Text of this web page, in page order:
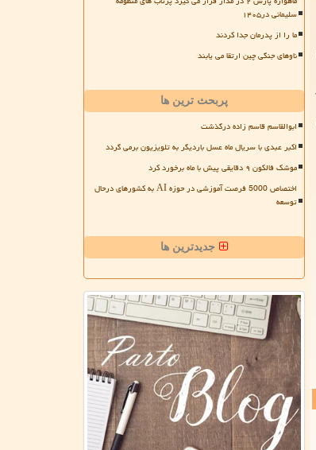
سلیمانی در۱۴۰۵
ما را از پدرمان جدا کردند
ناوهای جنگی چین ارتقا می یابند
پربحث ترین ها
ابوالقاسم قاسم زاده درگذشت
اکبر عبدی با سریال ماه عسل باردیگر به تلویزیون برمی گردد
موشک فالکون ۹ دقایقی پیش با ماه برخورد کرد
اختصاص 5000 فرصت آموزشی در حوزه AI به کشورهای درحال
توسعه
جدیدترین ها